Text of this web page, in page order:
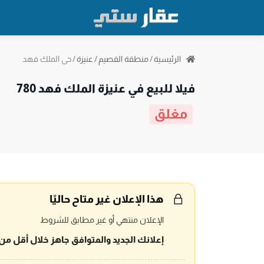
الرئيسية/منطقة القصيم / عنيزة/حي الملك فهد
فيلا للبيع في عنيزة الملك فهد 780
مغلق
هذا الإعلان غير متاح حاليًا
الإعلان منتهي أو غير مطابق للشروط
إعلانك الجديد والمتوافق جاهز خلال أقل